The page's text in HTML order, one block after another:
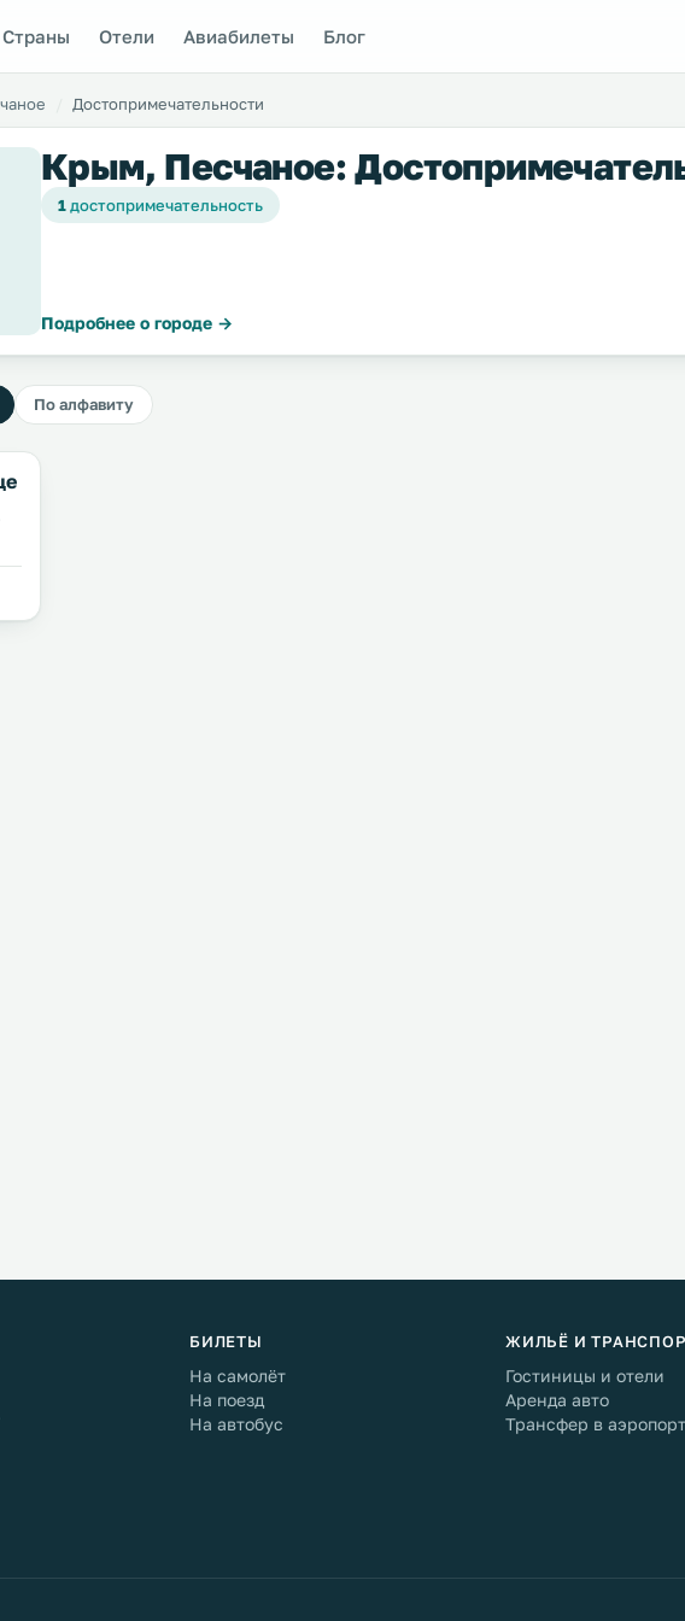
Страны Отели Авиабилеты Блог
Достопримечательности
Крым, Песчаное:
1достопримечательность
Подробнее о городе →
По алфавиту
БИЛЕТЫ
На самолёт
На поезд
На автобус
ЖИЛЬЁ И
Гостиницы и отели
Аренда авто
Трансфер в аэропорт